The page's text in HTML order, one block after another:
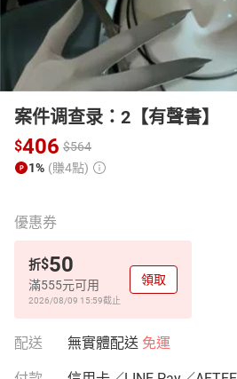
案件调查录：2【有聲書】
$406 $564
1% (賺4點)
優惠券
折$50
滿555元可用
2026/08/09 15:59截止
領取
配送 無實體配送 免運